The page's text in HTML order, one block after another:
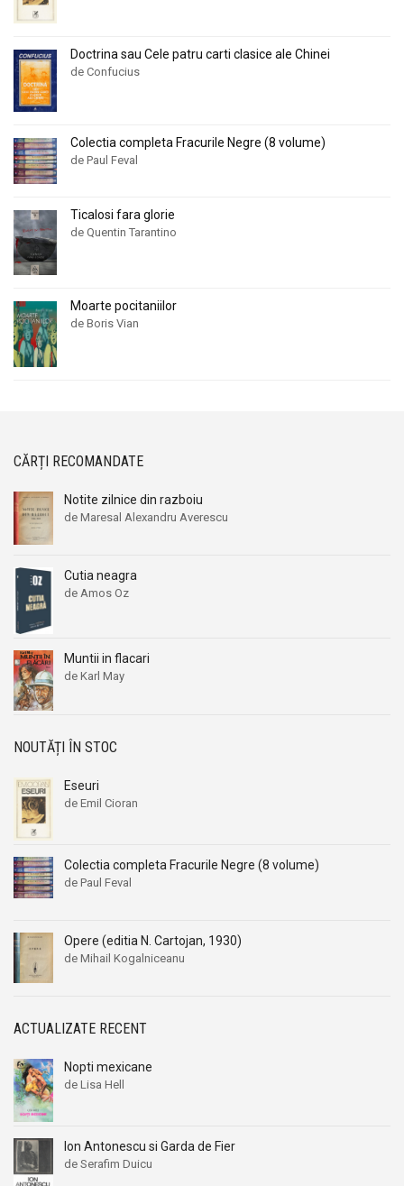
Doctrina sau Cele patru carti clasice ale Chinei
de Confucius
Colectia completa Fracurile Negre (8 volume)
de Paul Feval
Ticalosi fara glorie
de Quentin Tarantino
Moarte pocitaniilor
de Boris Vian
CĂRȚI RECOMANDATE
Notite zilnice din razboiu
de Maresal Alexandru Averescu
Cutia neagra
de Amos Oz
Muntii in flacari
de Karl May
NOUTĂȚI ÎN STOC
Eseuri
de Emil Cioran
Colectia completa Fracurile Negre (8 volume)
de Paul Feval
Opere (editia N. Cartojan, 1930)
de Mihail Kogalniceanu
ACTUALIZATE RECENT
Nopti mexicane
de Lisa Hell
Ion Antonescu si Garda de Fier
de Serafim Duicu